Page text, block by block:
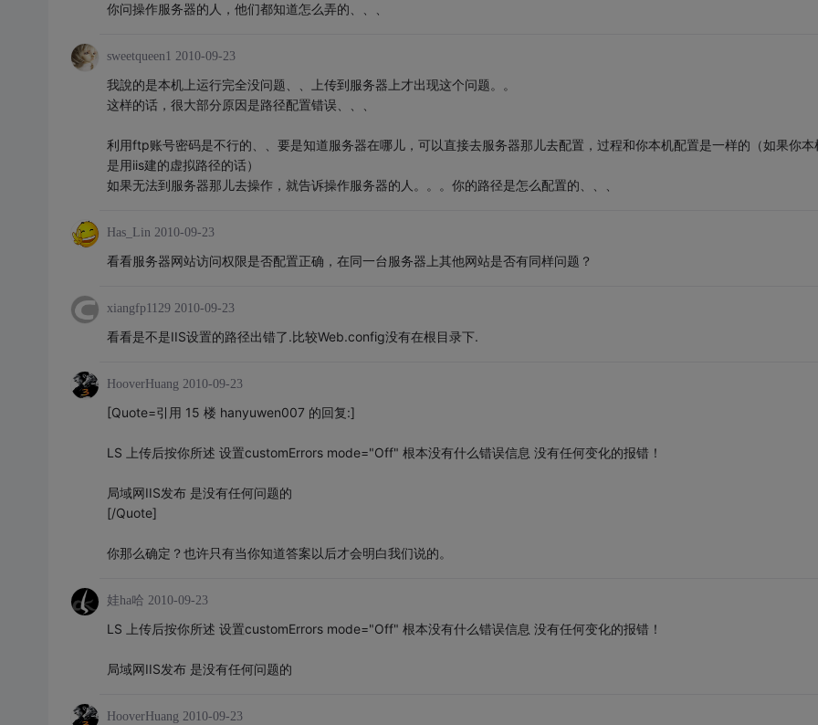
你问操作服务器的人，他们都知道怎么弄的、、、
sweetqueen1 2010-09-23
我說的是本机上运行完全没问题、、上传到服务器上才出现这个问题。。
这样的话，很大部分原因是路径配置错误、、、
利用ftp账号密码是不行的、、要是知道服务器在哪儿，可以直接去服务器那儿去配置，过程和你本机配置是一样的（如果你本
是用iis建的虚拟路径的话）
如果无法到服务器那儿去操作，就告诉操作服务器的人。。。你的路径是怎么配置的、、、
Has_Lin 2010-09-23
看看服务器网站访问权限是否配置正确，在同一台服务器上其他网站是否有同样问题？
xiangfp1129 2010-09-23
看看是不是IIS设置的路径出错了.比较Web.config没有在根目录下.
HooverHuang 2010-09-23
[Quote=引用 15 楼 hanyuwen007 的回复:]
LS 上传后按你所述 设置customErrors mode="Off" 根本没有什么错误信息 没有任何变化的报错！
局域网IIS发布 是没有任何问题的
[/Quote]
你那么确定？也许只有当你知道答案以后才会明白我们说的。
娃ha哈 2010-09-23
LS 上传后按你所述 设置customErrors mode="Off" 根本没有什么错误信息 没有任何变化的报错！
局域网IIS发布 是没有任何问题的
HooverHuang 2010-09-23